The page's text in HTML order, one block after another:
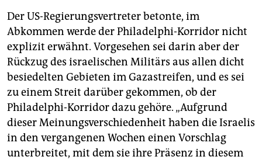
Der US-Regierungsvertreter betonte, im
Abkommen werde der Philadelphi-Korridor nicht
explizit erwähnt. Vorgesehen sei darin aber der
Rückzug des israelischen Militärs aus allen dicht
besiedelten Gebieten im Gazastreifen, und es sei
zu einem Streit darüber gekommen, ob der
Philadelphi-Korridor dazu gehöre. „Aufgrund
dieser Meinungsverschiedenheit haben die Israelis
in den vergangenen Wochen einen Vorschlag
unterbreitet, mit dem sie ihre Präsenz in diesem